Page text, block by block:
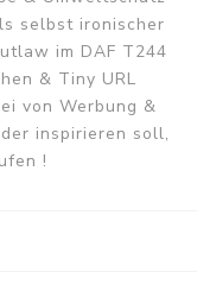
selbst ironischer
im DAF T244
& Tiny URL
von Werbung &
inspirieren soll,
!